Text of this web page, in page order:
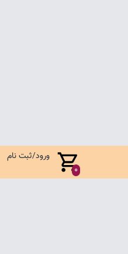
0
ورود/ثبت نام